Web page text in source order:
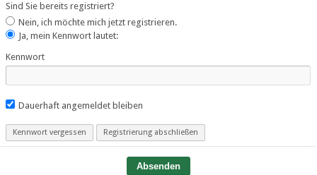
Sind Sie bereits registriert?
Nein, ich möchte mich jetzt registrieren.
Ja, mein Kennwort lautet:
Kennwort
Dauerhaft angemeldet bleiben
Kennwort vergessen Registrierung abschließen